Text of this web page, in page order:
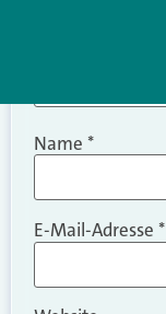
Name *
E-Mail-Adresse *